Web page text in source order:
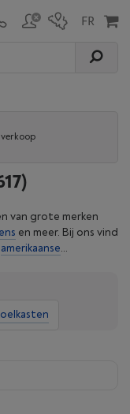
van grote merken
en meer. Bij ons vind
amerikaanse
frigo voor je
wij hebben
of verfijn je